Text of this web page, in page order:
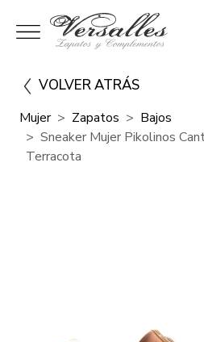
VOLVER ATRÁS
Mujer Zapatos
Bajos
Sneaker Mujer Pikolinos
Terracota